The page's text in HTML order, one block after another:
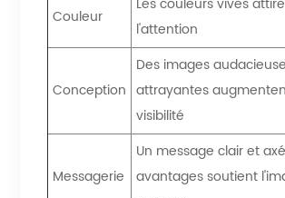
Couleur
l'attention
Conception
Des images
attrayantes
visibilité
Messagerie
Un message clair et
avantages soutient